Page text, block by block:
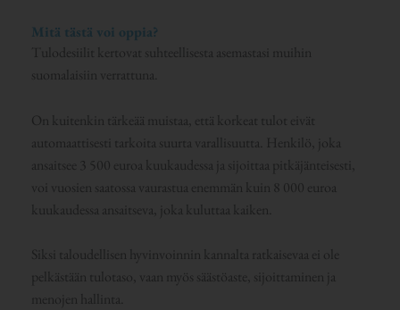
Mitä tästä voi oppia?
Tulodesiilit kertovat suhteellisesta asemastasi muihin
suomalaisiin verrattuna.
On kuitenkin tärkeää muistaa, että korkeat tulot eivät
automaattisesti tarkoita suurta varallisuutta. Henkilö, joka
ansaitsee 3 500 euroa kuukaudessa ja sijoittaa pitkäjänteisesti,
voi vuosien saatossa vaurastua enemmän kuin 8 000 euroa
kuukaudessa ansaitseva, joka kuluttaa kaiken.
Siksi taloudellisen hyvinvoinnin kannalta ratkaisevaa ei ole
pelkästään tulotaso, vaan myös säästöaste, sijoittaminen ja
menojen hallinta.